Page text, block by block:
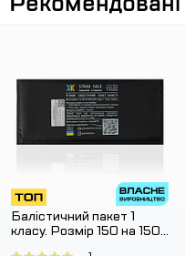
Балістичний пакет 1
класу. Розмір 150 на 150